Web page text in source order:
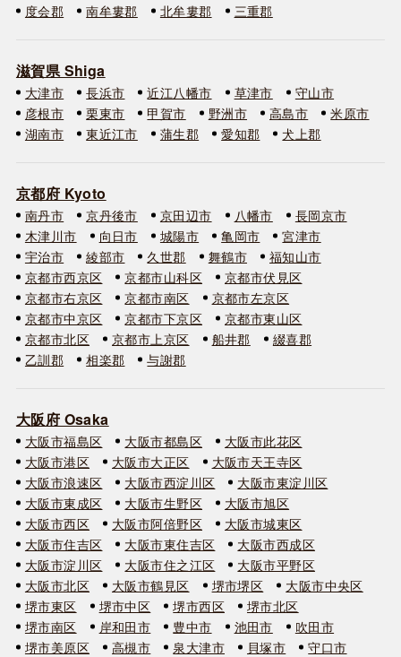
度会郡
南牟婁郡 北牟婁郡 三重郡
滋賀県 Shiga
大津市 長浜市 近江八幡市 草津市
守山市
彦根市
栗東市 甲賀市 野洲市 高島市
米原市
湖南市
東近江市 蒲生郡 愛知郡 犬上郡
京都府 Kyoto
南丹市 京丹後市 京田辺市 八幡市
長岡京市
木津川市
向日市 城陽市 亀岡市
宮津市
宇治市
綾部市 久世郡 舞鶴市
福知山市
京都市西京区
京都市山科区
京都市伏見区
京都市右京区
京都市南区
京都市左京区
京都市中京区
京都市下京区
京都市東山区
京都市北区
京都市上京区 船井郡
綴喜郡
乙訓郡
相楽郡 与謝郡
大阪府 Osaka
大阪市福島区 大阪市都島区
大阪市此花区
大阪市港区
大阪市大正区
大阪市天王寺区
大阪市浪速区
大阪市西淀川区
大阪市東淀川区
大阪市東成区
大阪市生野区
大阪市旭区
大阪市西区
大阪市阿倍野区
大阪市城東区
大阪市住吉区
大阪市東住吉区
大阪市西成区
大阪市淀川区
大阪市住之江区
大阪市平野区
大阪市北区
大阪市鶴見区 堺市堺区
大阪市中央区
堺市東区
堺市中区 堺市西区
堺市北区
堺市南区
岸和田市 豊中市 池田市
吹田市
堺市美原区
高槻市 泉大津市 貝塚市
守口市